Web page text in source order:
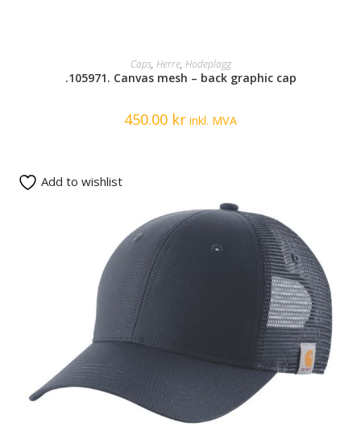
SELECT OPTIONS
Caps, Herre, Hodeplagg
.105971. Canvas mesh – back graphic cap
450.00 kr inkl. MVA
Add to wishlist